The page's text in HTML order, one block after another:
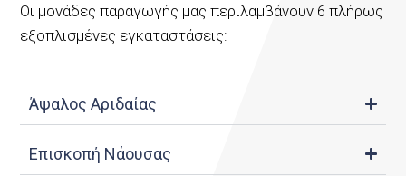
Οι μονάδες παραγωγής μας περιλαμβάνουν 6 πλήρως
εξοπλισμένες εγκαταστάσεις:
Άψαλος Αριδαίας
Επισκοπή Νάουσας